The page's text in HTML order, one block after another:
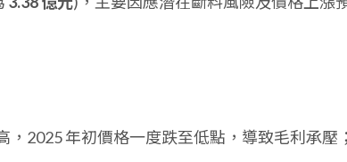
，2025 年初價格一度跌至低點，導致毛利承壓